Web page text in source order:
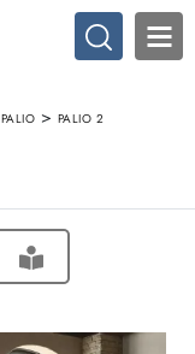
PALIO > PALIO 2